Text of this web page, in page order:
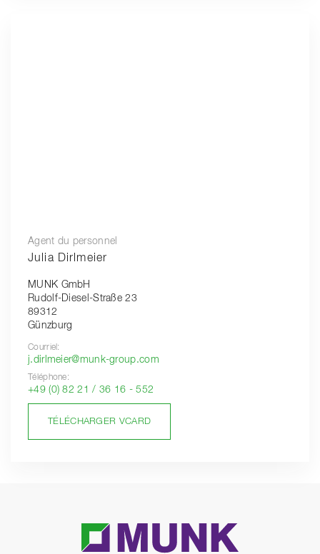
Agent du personnel
Julia Dirlmeier
MUNK GmbH
Rudolf-Diesel-Straße 23
89312
Günzburg
Courriel:
j.dirlmeier@munk-group.com
Téléphone:
+49 (0) 82 21 / 36 16 - 552
TÉLÉCHARGER VCARD